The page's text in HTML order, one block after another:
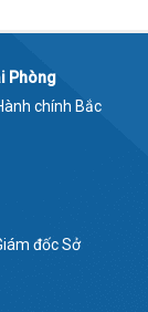
xuất khẩu của
động thí nghiệm
thay thế, bị bãi
Phòng
chính Bắc
đốc Sở